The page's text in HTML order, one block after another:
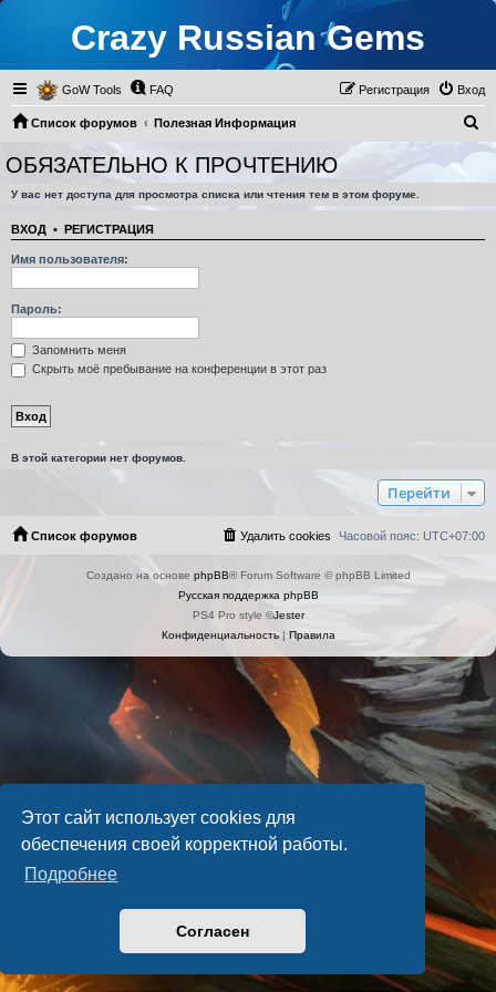
Этот сайт использует cookies для
обеспечения своей корректной работы.
Подробнее
Согласен
Crazy Russian Gems
GoW Tools FAQ Вход
Регистрация
Список форумов
Полезная Информация
ОБЯЗАТЕЛЬНО К ПРОЧТЕНИЮ
ОБЯЗАТЕЛЬНО К ПРОЧТЕНИЮ
У вас нет доступа для просмотра списка или чтения тем в этом форуме.
ВХОД • РЕГИСТРАЦИЯ
Имя пользователя:
Пароль:
Запомнить меня
Скрыть моё пребывание на конференции в этот раз
В этой категории нет форумов.
Перейти
Список форумов Часовой пояс: UTC+07:00
Удалить cookies
Создано на основе phpBB® Forum Software © phpBB Limited
Русская поддержка phpBB
PS4 Pro style ©Jester
Конфиденциальность| Правила